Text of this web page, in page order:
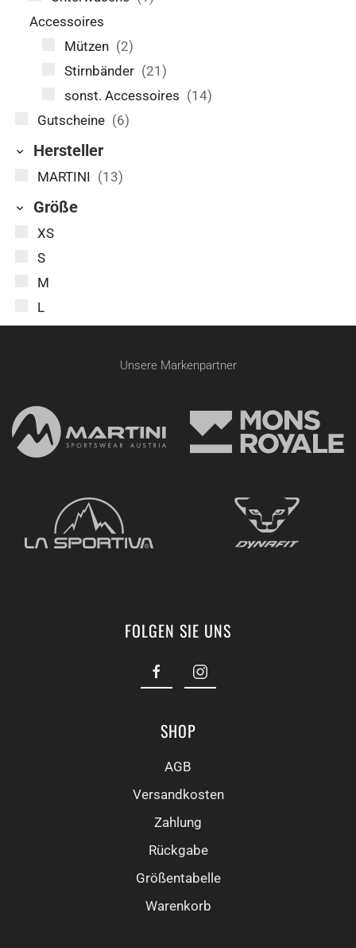
Accessoires
Mützen (2)
Stirnbänder (21)
sonst. Accessoires (14)
Gutscheine (6)
Hersteller
MARTINI (13)
Größe
XS
S
M
L
Unsere Markenpartner
FOLGEN SIE UNS
SHOP
AGB
Versandkosten
Zahlung
Rückgabe
Größentabelle
Warenkorb